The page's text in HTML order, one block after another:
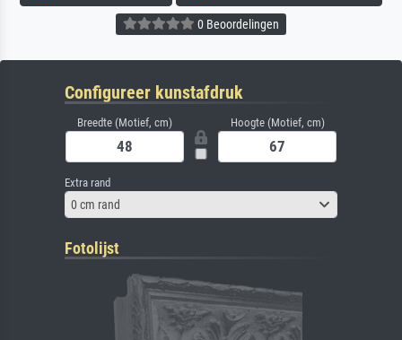
0 Beoordelingen
Configureer kunstafdruk
Breedte (Motief, cm) Hoogte (Motief, cm)
Extra rand
0 cm rand
Fotolijst